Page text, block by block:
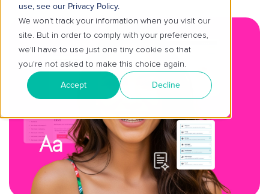
use, see our Privacy Policy.
We won't track your information when you visit our
site. But in order to comply with your preferences,
we'll have to use just one tiny cookie so that
you're not asked to make this choice again.
Accept Decline